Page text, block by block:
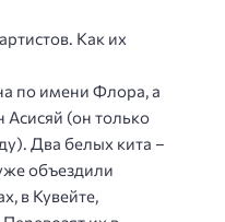
Как их
по имени Флора, а
(он только
Два белых кита –
объездили
в Кувейте,